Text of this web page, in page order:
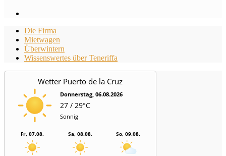
Die Firma
Mietwagen
Überwintern
Wissenswertes über Teneriffa
Wetter Puerto de la Cruz
Donnerstag, 06.08.2026
27 / 29°C
Sonnig
Fr, 07.08. Sa, 08.08. So, 09.08.